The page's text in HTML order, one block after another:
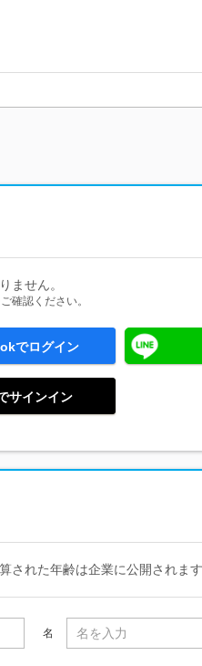
ません。
確認ください。
でログイン
サインイン
された年齢は企業に公開されま
名